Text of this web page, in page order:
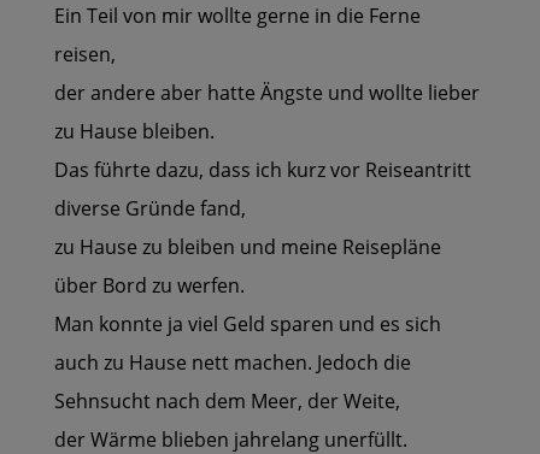
Ein Teil von mir wollte gerne in die Ferne
reisen,
der andere aber hatte Ängste und wollte lieber
zu Hause bleiben.
Das führte dazu, dass ich kurz vor Reiseantritt
diverse Gründe fand,
zu Hause zu bleiben und meine Reisepläne
über Bord zu werfen.
Man konnte ja viel Geld sparen und es sich
auch zu Hause nett machen. Jedoch die
Sehnsucht nach dem Meer, der Weite,
der Wärme blieben jahrelang unerfüllt.